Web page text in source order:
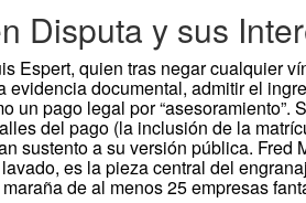
Disputa y sus
Espert, quien tras negar cualquier
evidencia documental, admitir el
un pago legal por “asesoramiento”.
del pago (la inclusión de la
sustento a su versión pública. Fred
es la pieza central del
de al menos 25 empresas